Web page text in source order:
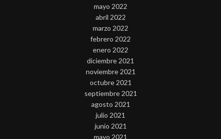
mayo 2022
abril 2022
marzo 2022
febrero 2022
enero 2022
diciembre 2021
noviembre 2021
octubre 2021
septiembre 2021
agosto 2021
julio 2021
junio 2021
mayo 2021